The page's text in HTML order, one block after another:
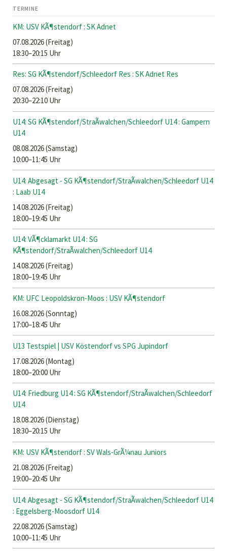
TERMINE
KM: USV KÃ¶stendorf : SK Adnet
07.08.2026(Freitag)
18:30–20:15 Uhr
Res: SG KÃ¶stendorf/Schleedorf Res : SK Adnet Res
07.08.2026(Freitag)
20:30–22:10 Uhr
U14: SG KÃ¶stendorf/StraÃwalchen/Schleedorf U14 : Gampern
U14
08.08.2026(Samstag)
10:00–11:45 Uhr
U14: Abgesagt - SG KÃ¶stendorf/StraÃwalchen/Schleedorf U14
: Laab U14
14.08.2026(Freitag)
18:00–19:45 Uhr
U14: VÃ¶cklamarkt U14 : SG
KÃ¶stendorf/StraÃwalchen/Schleedorf U14
14.08.2026(Freitag)
18:00–19:45 Uhr
KM: UFC Leopoldskron-Moos : USV KÃ¶stendorf
16.08.2026(Sonntag)
17:00–18:45 Uhr
U13 Testspiel | USV Köstendorf vs SPG Jupindorf
17.08.2026(Montag)
18:00–20:00 Uhr
U14: Friedburg U14 : SG KÃ¶stendorf/StraÃwalchen/Schleedorf
U14
18.08.2026(Dienstag)
18:30–20:15 Uhr
KM: USV KÃ¶stendorf : SV Wals-GrÃ¼nau Juniors
21.08.2026(Freitag)
19:00–20:45 Uhr
U14: Abgesagt - SG KÃ¶stendorf/StraÃwalchen/Schleedorf U14
: Eggelsberg-Moosdorf U14
22.08.2026(Samstag)
10:00–11:45 Uhr